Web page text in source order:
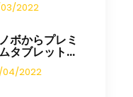
2022
ボからプレミ
タブレット...
2022